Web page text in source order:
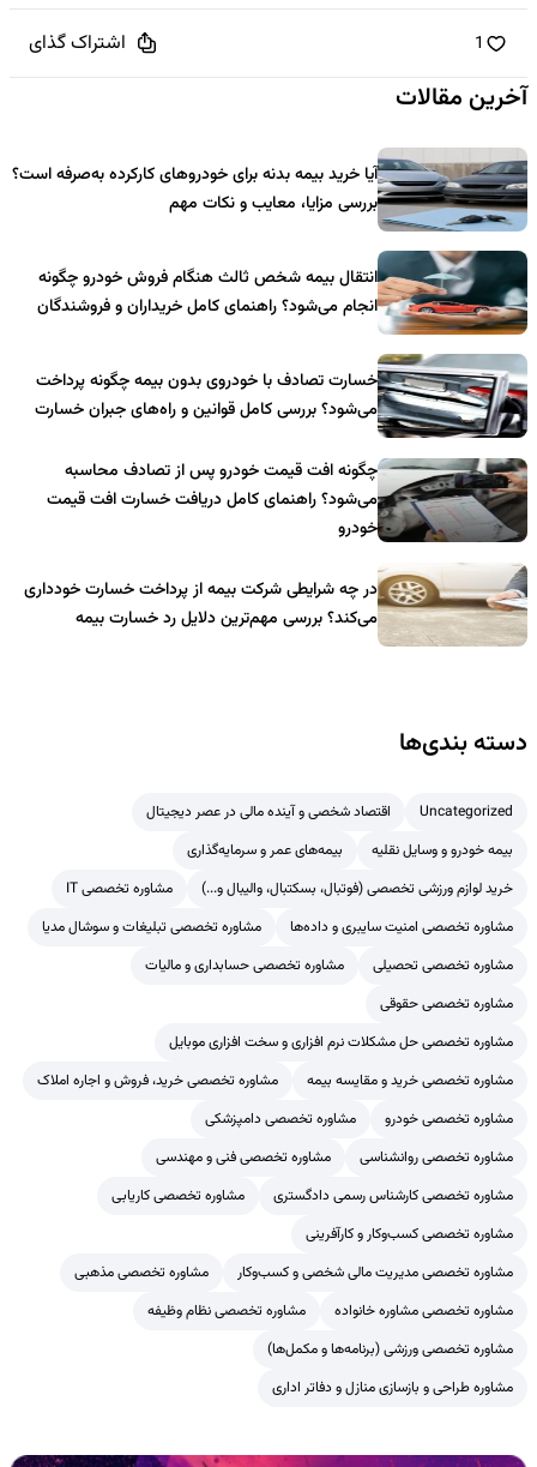
1 اشتراک گذای
آخرین مقالات
آیا خرید بیمه بدنه برای خودروهای کارکرده به‌صرفه است؟
بررسی مزایا، معایب و نکات مهم
انتقال بیمه شخص ثالث هنگام فروش خودرو چگونه
انجام می‌شود؟ راهنمای کامل خریداران و فروشندگان
خسارت تصادف با خودروی بدون بیمه چگونه پرداخت
می‌شود؟ بررسی کامل قوانین و راه‌های جبران خسارت
چگونه افت قیمت خودرو پس از تصادف محاسبه
می‌شود؟ راهنمای کامل دریافت خسارت افت قیمت
خودرو
در چه شرایطی شرکت بیمه از پرداخت خسارت خودداری
می‌کند؟ بررسی مهم‌ترین دلایل رد خسارت بیمه
دسته بندی‌ها
Uncategorized
اقتصاد شخصی و آینده مالی در عصر دیجیتال
بیمه خودرو و وسایل نقلیه
بیمه‌های عمر و سرمایه‌گذاری
خرید لوازم ورزشی تخصصی (فوتبال، بسکتبال، والیبال و...)
مشاوره تخصصی IT
مشاوره تخصصی امنیت سایبری و داده‌ها
مشاوره تخصصی تبلیغات و سوشال مدیا
مشاوره تخصصی تحصیلی
مشاوره تخصصی حسابداری و مالیات
مشاوره تخصصی حقوقی
مشاوره تخصصی حل مشکلات نرم افزاری و سخت افزاری موبایل
مشاوره تخصصی خرید و مقایسه بیمه
مشاوره تخصصی خرید، فروش و اجاره املاک
مشاوره تخصصی خودرو
مشاوره تخصصی دامپزشکی
مشاوره تخصصی روانشناسی
مشاوره تخصصی فنی و مهندسی
مشاوره تخصصی کارشناس رسمی دادگستری
مشاوره تخصصی کاریابی
مشاوره تخصصی کسب‌وکار و کارآفرینی
مشاوره تخصصی مدیریت مالی شخصی و کسب‌وکار
مشاوره تخصصی مذهبی
مشاوره تخصصی مشاوره خانواده
مشاوره تخصصی نظام وظیفه
مشاوره تخصصی ورزشی (برنامه‌ها و مکمل‌ها)
مشاوره طراحی و بازسازی منازل و دفاتر اداری